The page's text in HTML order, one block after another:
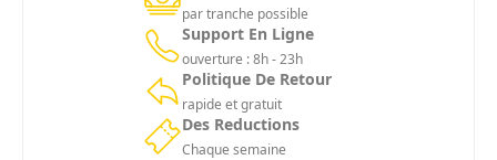
par tranche possible
Support En Ligne
ouverture : 8h - 23h
Politique De Retour
rapide et gratuit
Des Reductions
Chaque semaine